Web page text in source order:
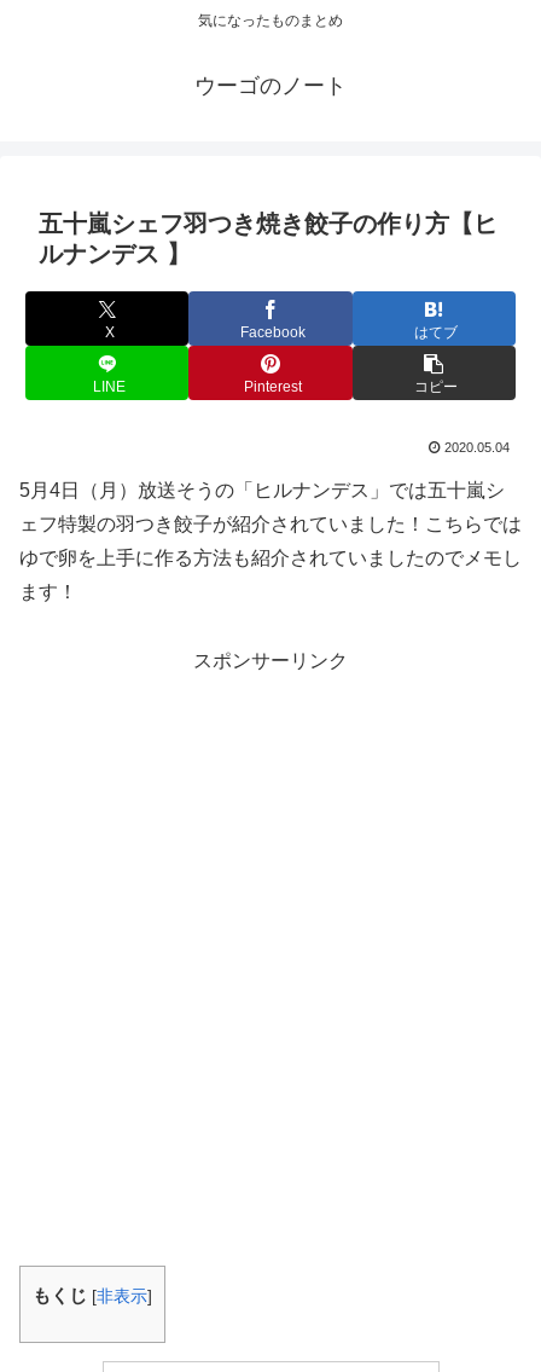
気になったものまとめ
ウーゴのノート
五十嵐シェフ羽つき焼き餃子の作り方【ヒ
ルナンデス 】
X Facebook はてブ
LINE Pinterest コピー
2020.05.04
5月4日（月）放送そうの「ヒルナンデス」では五十嵐シ
ェフ特製の羽つき餃子が紹介されていました！こちらでは
ゆで卵を上手に作る方法も紹介されていましたのでメモし
ます！
スポンサーリンク
もくじ [非表示]